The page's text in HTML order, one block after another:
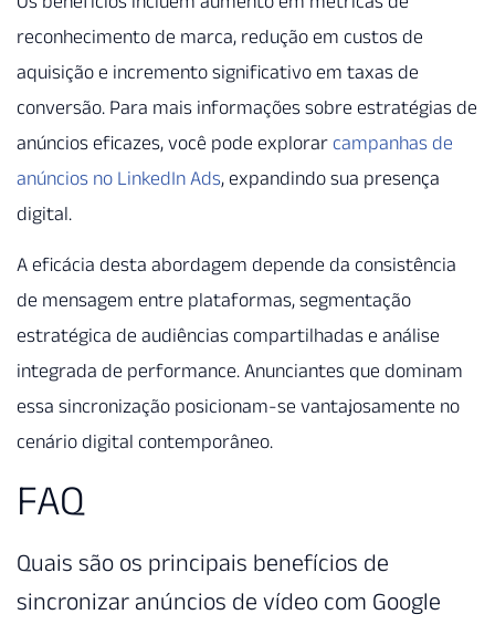
reconhecimento de marca, redução em custos de
aquisição e incremento significativo em taxas de
conversão. Para mais informações sobre estratégias de
anúncios eficazes, você pode explorar campanhas de
anúncios no LinkedIn Ads, expandindo sua presença
digital.
A eficácia desta abordagem depende da consistência
de mensagem entre plataformas, segmentação
estratégica de audiências compartilhadas e análise
integrada de performance. Anunciantes que dominam
essa sincronização posicionam-se vantajosamente no
cenário digital contemporâneo.
FAQ
Quais são os principais benefícios de
sincronizar anúncios de vídeo com Google